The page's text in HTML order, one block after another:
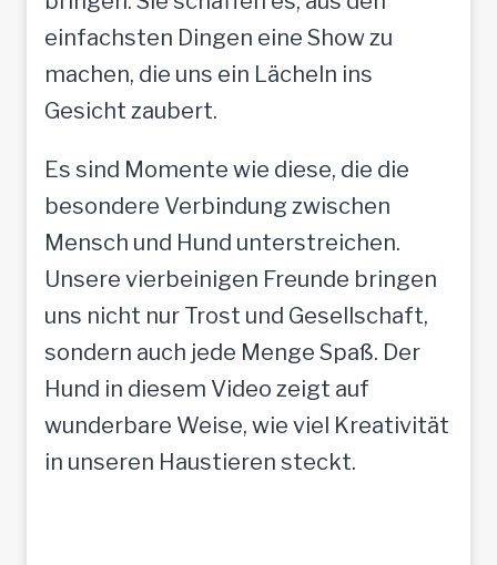
einfachsten Dingen eine Show zu
machen, die uns ein Lächeln ins
Gesicht zaubert.
Es sind Momente wie diese, die die
besondere Verbindung zwischen
Mensch und Hund unterstreichen.
Unsere vierbeinigen Freunde bringen
uns nicht nur Trost und Gesellschaft,
sondern auch jede Menge Spaß. Der
Hund in diesem Video zeigt auf
wunderbare Weise, wie viel Kreativität
in unseren Haustieren steckt.